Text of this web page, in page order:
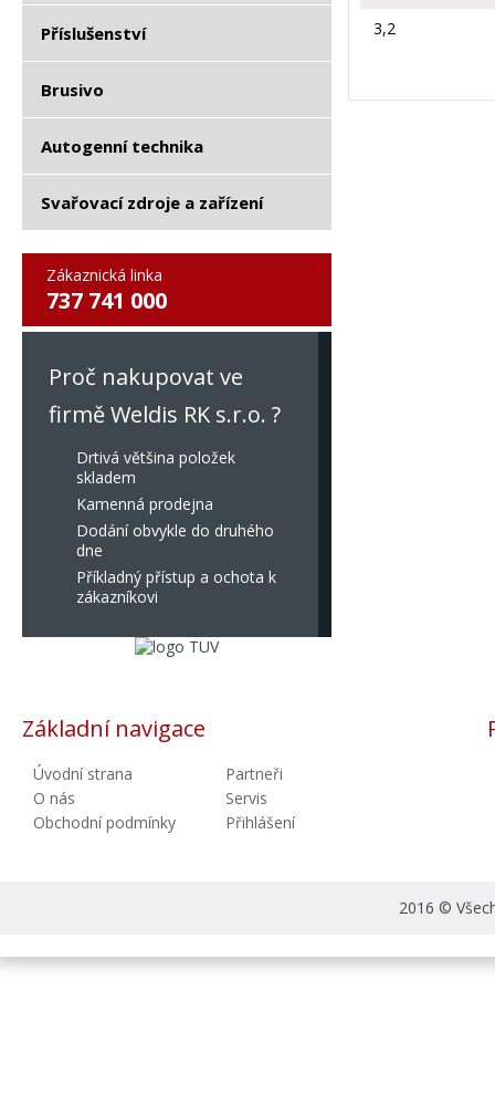
Příslušenství
Brusivo
Autogenní technika
Svařovací zdroje a zařízení
Zákaznická linka
737 741 000
Proč nakupovat ve
firmě Weldis RK s.r.o. ?
Drtivá většina položek
skladem
Kamenná prodejna
Dodání obvykle do druhého
dne
Příkladný přístup a ochota k
zákazníkovi
3,2
Základní navigace
Úvodní strana
O nás
Obchodní podmínky
Partneři
Servis
Přihlášení
2016 ©